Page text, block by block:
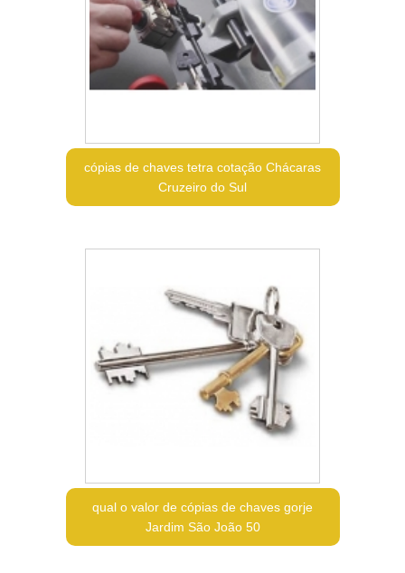
cópias de chaves tetra cotação Chácaras
Cruzeiro do Sul
qual o valor de cópias de chaves gorje
Jardim São João 50